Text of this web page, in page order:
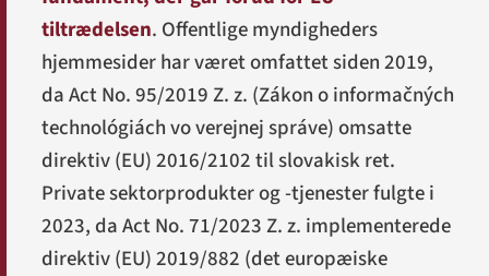
tiltrædelsen. Offentlige myndigheders
hjemmesider har været omfattet siden 2019,
da Act No. 95/2019 Z. z. (Zákon o informačných
technológiách vo verejnej správe) omsatte
direktiv (EU) 2016/2102 til slovakisk ret.
Private sektorprodukter og -tjenester fulgte i
2023, da Act No. 71/2023 Z. z. implementerede
direktiv (EU) 2019/882 (det europæiske